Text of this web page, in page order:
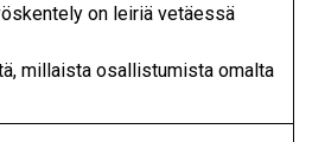
on leiriä vetäessä
millaista osallistumista omalta